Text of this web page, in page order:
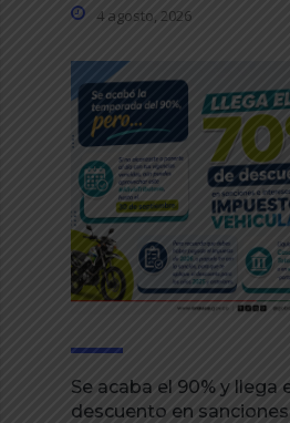
4 agosto, 2026
Se acaba el 90% y llega
descuento en